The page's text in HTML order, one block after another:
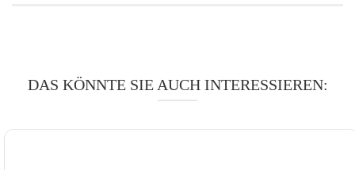
DAS KÖNNTE SIE AUCH INTERESSIEREN: